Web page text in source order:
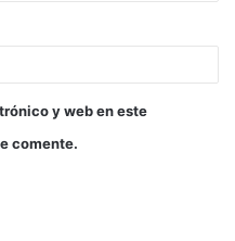
y web en este
comente.